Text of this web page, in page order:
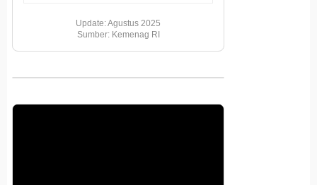
Update: Agustus 2025
Sumber: Kemenag RI